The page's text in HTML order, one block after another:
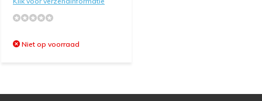
Niet op voorraad